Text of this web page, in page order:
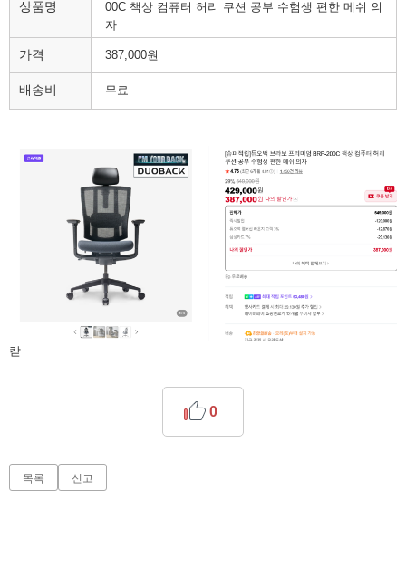
상품명
00C 책상 컴퓨터 허리 쿠션 공부 수험생 편한 메쉬 의
자
가격 387,000원
배송비 무료
칻
0
목록 신고